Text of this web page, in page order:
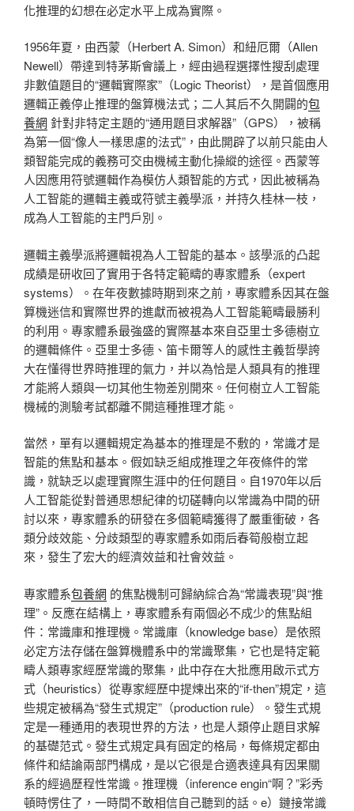
化推理的幻想在必定水平上成為實際。
1956年夏，由西蒙（Herbert A. Simon）和紐厄爾（Allen
Newell）帶達到特茅斯會議上，經由過程選擇性搜刮處理
非數值題目的“邏輯實際家”（Logic Theorist），是首個應用
邏輯正義停止推理的盤算機法式；二人其后不久開闢的包
養網 針對非特定主題的“通用題目求解器”（GPS），被稱
為第一個“像人一樣思慮的法式”，由此開辟了以前只能由人
類智能完成的義務可交由機械主動化操縱的途徑。西蒙等
人因應用符號邏輯作為模仿人類智能的方式，因此被稱為
人工智能的邏輯主義或符號主義學派，并持久桂林一枝，
成為人工智能的主門戶別。
邏輯主義學派將邏輯視為人工智能的基本。該學派的凸起
成績是研收回了實用于各特定範疇的專家體系（expert
systems）。在年夜數據時期到來之前，專家體系因其在盤
算機迷信和實際世界的進獻而被視為人工智能範疇最勝利
的利用。專家體系最強盛的實際基本來自亞里士多德樹立
的邏輯條件。亞里士多德、笛卡爾等人的感性主義哲學誇
大在懂得世界時推理的氣力，并以為恰是人類具有的推理
才能將人類與一切其他生物差別開來。任何樹立人工智能
機械的測驗考試都離不開這種推理才能。
當然，單有以邏輯規定為基本的推理是不敷的，常識才是
智能的焦點和基本。假如缺乏組成推理之年夜條件的常
識，就缺乏以處理實際生涯中的任何題目。自1970年以后
人工智能從對普通思想紀律的切磋轉向以常識為中間的研
討以來，專家體系的研發在多個範疇獲得了嚴重衝破，各
類分歧效能、分歧類型的專家體系如雨后春筍般樹立起
來，發生了宏大的經濟效益和社會效益。
專家體系包養網 的焦點機制可歸納綜合為“常識表現”與“推
理”。反應在結構上，專家體系有兩個必不成少的焦點組
件：常識庫和推理機。常識庫（knowledge base）是依照
必定方法存儲在盤算機體系中的常識聚集，它也是特定範
疇人類專家經歷常識的聚集，此中存在大批應用啟示式方
式（heuristics）從專家經歷中提煉出來的“if-then”規定，這
些規定被稱為“發生式規定”（production rule）。發生式規
定是一種通用的表現世界的方法，也是人類停止題目求解
的基礎范式。發生式規定具有固定的格局，每條規定都由
條件和結論兩部門構成，是以它很是合適表達具有因果關
系的經過歷程性常識。推理機（inference engin“啊？”彩秀
頓時愣住了，一時間不敢相信自己聽到的話。e）鏈接常識